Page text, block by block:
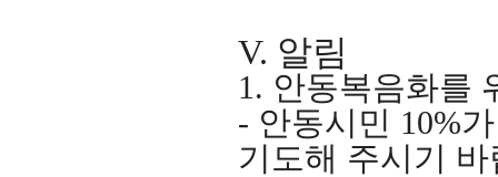
V. 알림
1. 안동복음화를
- 안동시민 10%
기도해 주시기